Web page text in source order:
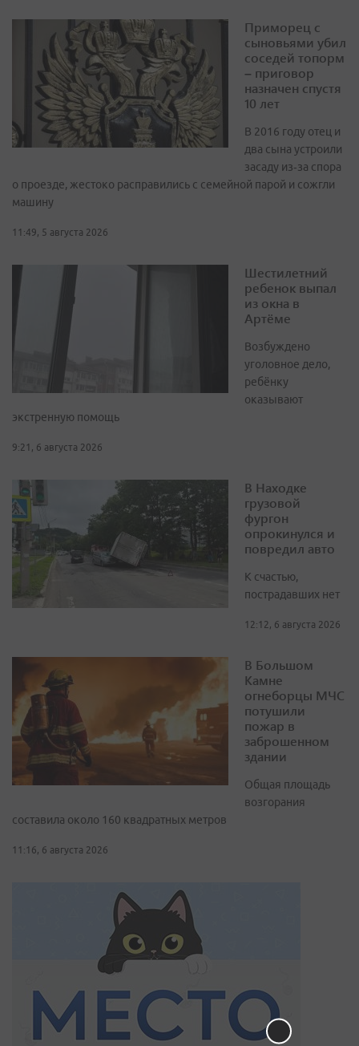
Приморец с
сыновьями убил
соседей топорм
– приговор
назначен спустя
10 лет
В 2016 году отец и
два сына устроили
засаду из‑за спора
о проезде, жестоко расправились с семейной парой и сожгли
машину
11:49, 5 августа 2026
Шестилетний
ребенок выпал
из окна в
Артёме
Возбуждено
уголовное дело,
ребёнку
оказывают
экстренную помощь
9:21, 6 августа 2026
В Находке
грузовой
фургон
опрокинулся и
повредил авто
К счастью,
пострадавших нет
12:12, 6 августа 2026
В Большом
Камне
огнеборцы МЧС
потушили
пожар в
заброшенном
здании
Общая площадь
возгорания
составила около 160 квадратных метров
11:16, 6 августа 2026